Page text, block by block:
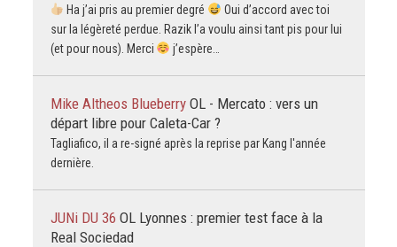
Ha j’ai pris au premier degré
Oui d’accord avec toi
sur la légèreté perdue. Razik l’a voulu ainsi tant pis pour lui
(et pour nous). Merci
j’espère…
Mike Altheos Blueberry OL - Mercato : vers un
départ libre pour Caleta-Car ?
Tagliafico, il a re-signé après la reprise par Kang l'année
dernière.
JUNi DU 36 OL Lyonnes : premier test face à la
Real Sociedad